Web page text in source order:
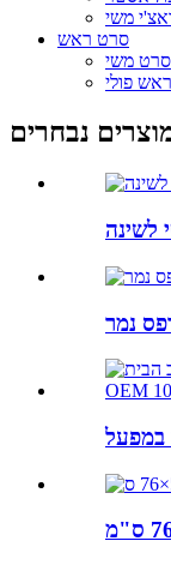
משי
סרט ראש
סרט משי
פולי
נבחרים
לשינה